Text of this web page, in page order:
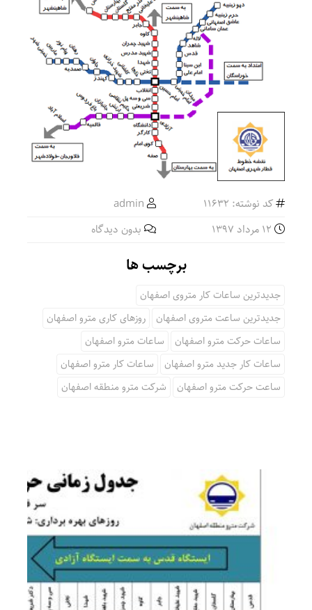
کد نوشته: 11632
admin
بدون دیدگاه
برچسب ها
جدیدترین ساعات کار متروی اصفهان
جدیدترین ساعت متروی اصفهان
روزهای کاری مترو اصفهان
ساعات حرکت مترو اصفهان
ساعات مترو اصفهان
ساعات کار جدید مترو اصفهان
ساعات کار مترو اصفهان
ساعت حرکت مترو اصفهان
شرکت مترو منطقه اصفهان